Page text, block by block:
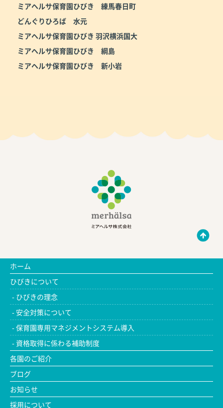
ミアヘルサ保育園ひびき 練馬春日町
どんぐりひろば 水元
ミアヘルサ保育園ひびき 羽沢横浜国大
ミアヘルサ保育園ひびき 綱島
ミアヘルサ保育園ひびき 新小岩
ホーム
ひびきについて
ひびきの理念
安全対策について
保育園専用マネジメントシステム導入
資格取得に係わる補助制度
各園のご紹介
ブログ
お知らせ
採用について